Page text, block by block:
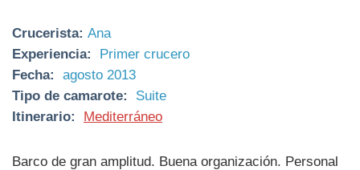
Crucerista: Ana
Experiencia:
Primer crucero
Fecha:
agosto 2013
Tipo de camarote:
Suite
Itinerario:
Mediterráneo
Barco de gran amplitud. Buena organización. Personal